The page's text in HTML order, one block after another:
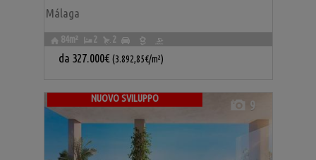
Málaga
84m² 2 2
da 327.000€ (3.892,85€/m²)
NUOVO SVILUPPO 9